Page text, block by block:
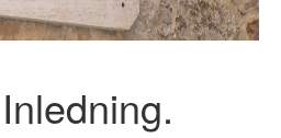
Inledning.